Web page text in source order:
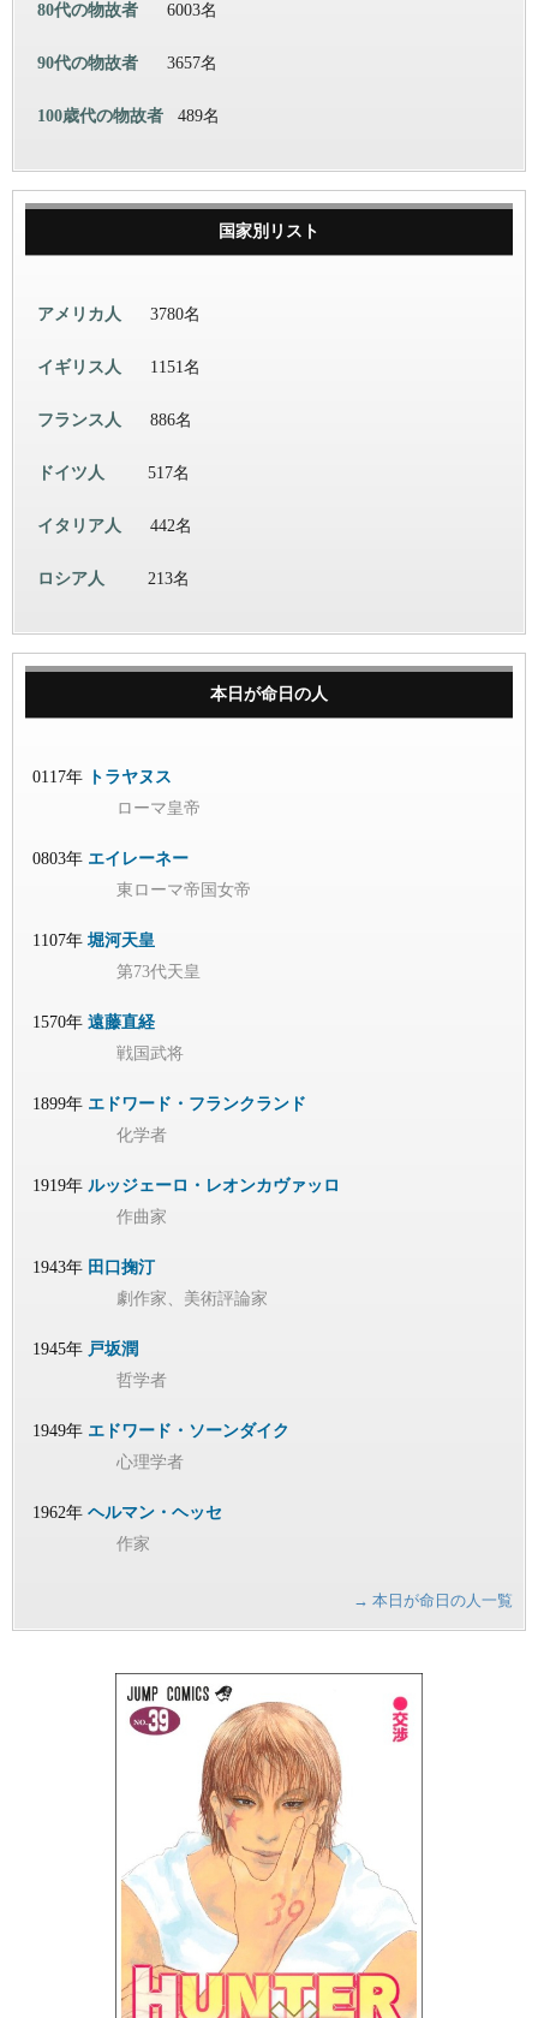
80代の物故者 6003名
90代の物故者 3657名
100歳代の物故者 489名
国家別リスト
アメリカ人 3780名
イギリス人 1151名
フランス人 886名
ドイツ人 517名
イタリア人 442名
ロシア人 213名
本日が命日の人
0117年
トラヤヌス
ローマ皇帝
0803年 エイレーネー
東ローマ帝国女帝
1107年 堀河天皇
第73代天皇
1570年 遠藤直経
戦国武将
1899年 エドワード・フランクランド
化学者
1919年 ルッジェーロ・レオンカヴァッロ
作曲家
1943年 田口掬汀
劇作家、美術評論家
1945年 戸坂潤
哲学者
1949年 エドワード・ソーンダイク
心理学者
1962年 ヘルマン・ヘッセ
作家
→ 本日が命日の人一覧